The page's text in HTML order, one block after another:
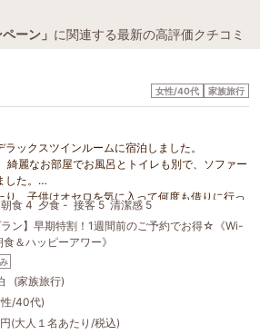
ーン」 に関連する最新の高評価クチコミ
女性/40代 家族旅行
ックスツインルームに宿泊しました。
綺麗なお部屋でお風呂とトイレも別で、ソファー
た。
り、子供はオセロを気に入って何度も借りに行っ
めたり、キャンペーンでレイトチェクアウトもで
て美味しく頂きました。
水がなかったのが少し残念だったくらいです。
応が素晴らしかったです。
来たい！と言っていたので岡山に行く際はぜひま
りがとうございました。
朝食 4 夕食 - 接客 5 清潔感 5
ラン】早期特割！1週間前のご予約でお得☆《Wi-
＆ハッピーアワー》
(家族旅行)
/40代)
(大人１名あたり/税込)